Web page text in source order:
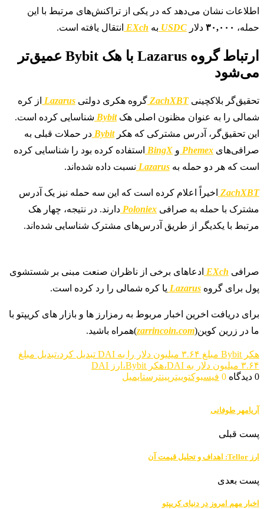
اطلاعات نشان می‌دهد که در یکی از تراکنش‌های مرتبط با این
حمله، ۳۰,۰۰۰ دلار USDC به EXch انتقال یافته است.
ارتباط گروه Lazarus با هک Bybit عمیق‌تر
می‌شود
تحقیق‌گر بلاکچینیZachXBT گروه هکری دولتی Lazarus از کره
شمالی را به عنوان مظنون اصلی هکBybit شناسایی کرده است.
این تحقیق‌گر، آدرس مشترکی که هکرBybit در حملات قبلی به
صرافی‌های Phemex و BingX استفاده کرده بود را شناسایی کرده
است که هر دو حمله به Lazarus نسبت داده شده‌اند.
ZachXBT اخیراً اعلام کرده است که این سه حمله نیز یک آدرس
مشترک با حمله به صرافی Poloniex دارند. در نتیجه، چهار هک
مرتبط با یکدیگر از طریق آدرس‌های مشترک شناسایی شده‌اند.
صرافی EXch ادعاهای برخی از ناظران صنعت مبنی بر شستشوی
پول برای گروه Lazarus یا کره شمالی را رد کرده است.
برای دریافت اخرین اخبار مربوط به رمزارز ها و بازار های کریپتو با
ما در زرین کوین(zarrincoin.com)همراه باشید.
هکر Bybit مبلغ ۳.۶۴ میلیون دلار را به DAI تبدیل کرد،تبدیل مبلغ
۳.۶۴ میلیون دلار به DAI،هکر Bybit،ارز DAI
0 دیدگاه
0 فیسبوکتوییتر پینترستایمیل
آریامهر طوفانی
پست قبلی
ارز Tellor: اهداف و تحلیل قیمت آن
پست بعدی
اخبار مهم امروز در دنیای کریپتو